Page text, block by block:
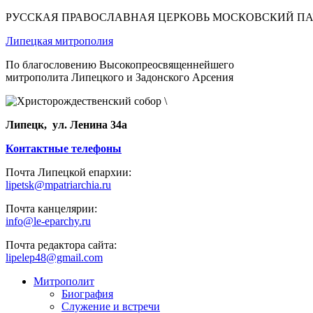
РУССКАЯ ПРАВОСЛАВНАЯ ЦЕРКОВЬ МОСКОВСКИЙ
Липецкая митрополия
По благословению Высокопреосвященнейшего
митрополита Липецкого и Задонского Арсения
Липецк, ул. Ленина 34а
Контактные телефоны
Почта Липецкой епархии:
lipetsk@mpatriarchia.ru
Почта канцелярии:
info@le-eparchy.ru
Почта редактора сайта:
lipelep48@gmail.com
Митрополит
Биография
Служение и встречи